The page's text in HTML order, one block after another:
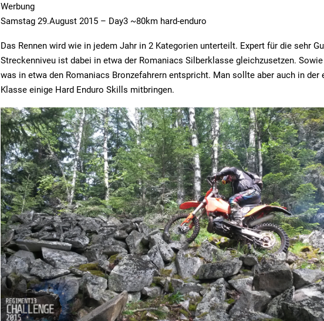
Werbung
Samstag 29.August 2015 – Day3 ~80km hard-enduro
Das Rennen wird wie in jedem Jahr in 2 Kategorien unterteilt. Expert für die sehr
Streckenniveu ist dabei in etwa der Romaniacs Silberklasse gleichzusetzen.
was in etwa den Romaniacs Bronzefahrern entspricht. Man sollte aber auch in der
Klasse einige Hard Enduro Skills mitbringen.